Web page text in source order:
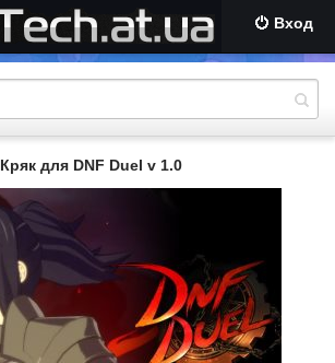
Вход
Кряк для DNF Duel v 1.0